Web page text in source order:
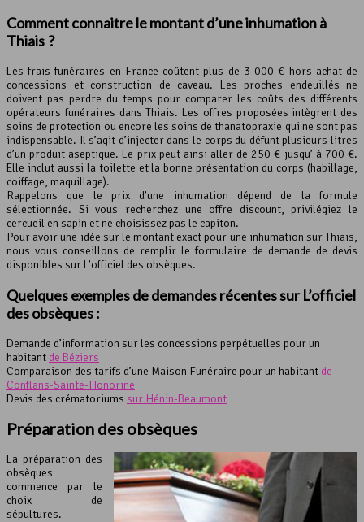
Comment connaitre le montant d’une inhumation à
Thiais ?
Les frais funéraires en France coûtent plus de 3 000 € hors achat de
concessions et construction de caveau. Les proches endeuillés ne
doivent pas perdre du temps pour comparer les coûts des différents
opérateurs funéraires dans Thiais. Les offres proposées intègrent des
soins de protection ou encore les soins de thanatopraxie qui ne sont pas
indispensable. Il s’agit d’injecter dans le corps du défunt plusieurs litres
d’un produit aseptique. Le prix peut ainsi aller de 250 € jusqu’ à 700 €.
Elle inclut aussi la toilette et la bonne présentation du corps (habillage,
coiffage, maquillage).
Rappelons que le prix d’une inhumation dépend de la formule
sélectionnée. Si vous recherchez une offre discount, privilégiez le
cercueil en sapin et ne choisissez pas le capiton.
Pour avoir une idée sur le montant exact pour une inhumation sur Thiais,
nous vous conseillons de remplir le formulaire de demande de devis
disponibles sur L’officiel des obsèques.
Quelques exemples de demandes récentes sur L’officiel
des obsèques :
Demande d’information sur les concessions perpétuelles pour un
habitant de Béziers
Comparaison des tarifs d’une Maison Funéraire pour un habitant de
Conflans-Sainte-Honorine
Devis des crématoriums sur Hénin-Beaumont
Préparation des obsèques
La préparation des
obsèques
commence par le
choix de
sépultures.